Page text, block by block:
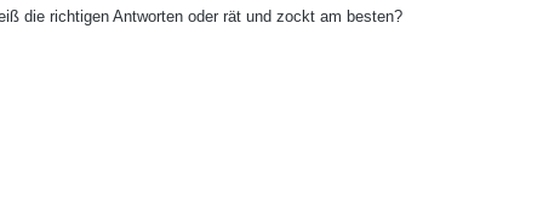
die richtigen Antworten oder rät und zockt am besten?